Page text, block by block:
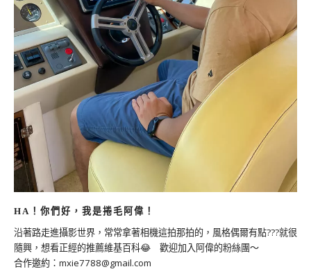
HA！你們好，我是捲毛阿偉！
沿著路走進攝影世界，常常拿著相機這拍那拍的，風格偶爾有點???就很
隨興，想看正經的推薦維基百科😂 歡迎加入阿偉的粉絲團～
合作邀約： mxie7788@gmail.com